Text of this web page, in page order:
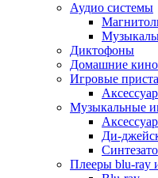
Для
Для
Для
Для
Для
Для
Для
Для
Для
Для
Для
Для
Аудио системы
Диктофоны
Домашние
Игровые
Музыкальные
Ди-
Плееры blu-ray